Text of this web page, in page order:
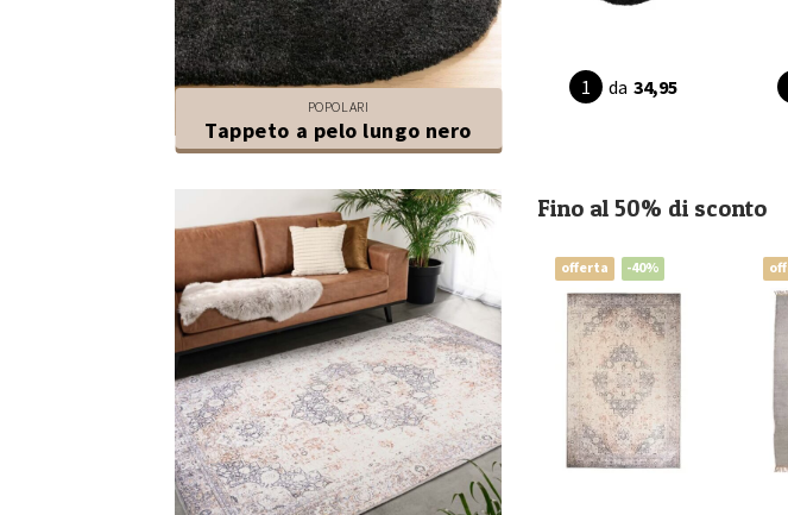
POPOLARI
Tappeto a pelo lungo nero
da 34,95
Fino al 50% di sconto
offerta -40%